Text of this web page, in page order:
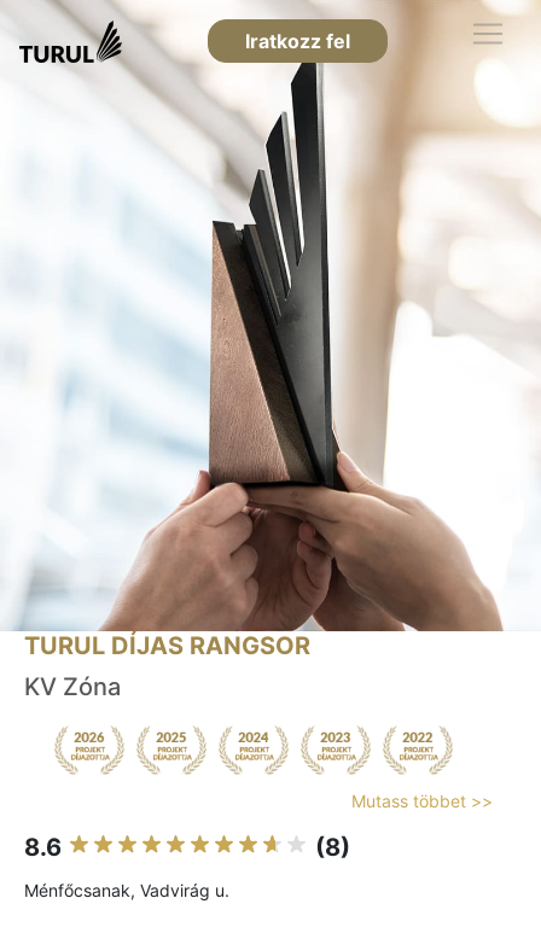
Iratkozz fel
TURUL DÍJAS RANGSOR
KV Zóna
Mutass többet >>
8.6 (8)
Ménfőcsanak, Vadvirág u.